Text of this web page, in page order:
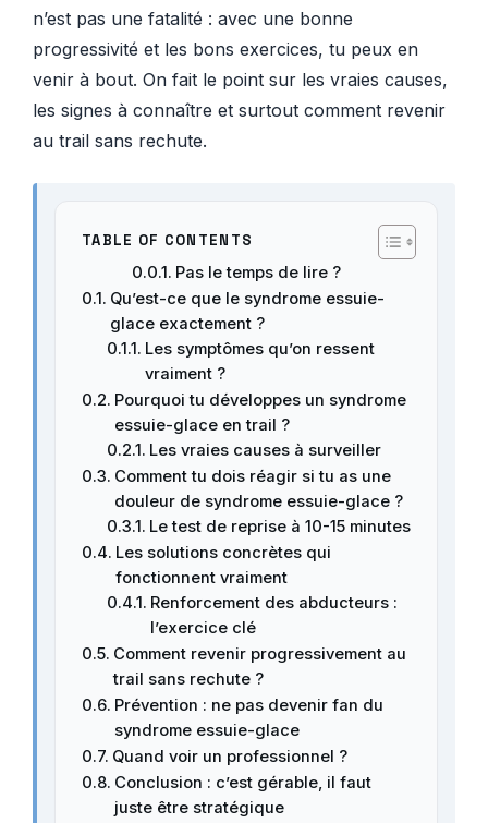
n’est pas une fatalité : avec une bonne
progressivité et les bons exercices, tu peux en
venir à bout. On fait le point sur les vraies causes,
les signes à connaître et surtout comment revenir
au trail sans rechute.
TABLE OF CONTENTS
Pas le temps de lire ?
Qu’est-ce que le syndrome essuie-
glace exactement ?
Les symptômes qu’on ressent
vraiment ?
Pourquoi tu développes un syndrome
essuie-glace en trail ?
Les vraies causes à surveiller
Comment tu dois réagir si tu as une
douleur de syndrome essuie-glace ?
Le test de reprise à 10-15 minutes
Les solutions concrètes qui
fonctionnent vraiment
Renforcement des abducteurs :
l’exercice clé
Comment revenir progressivement au
trail sans rechute ?
Prévention : ne pas devenir fan du
syndrome essuie-glace
Quand voir un professionnel ?
Conclusion : c’est gérable, il faut
juste être stratégique